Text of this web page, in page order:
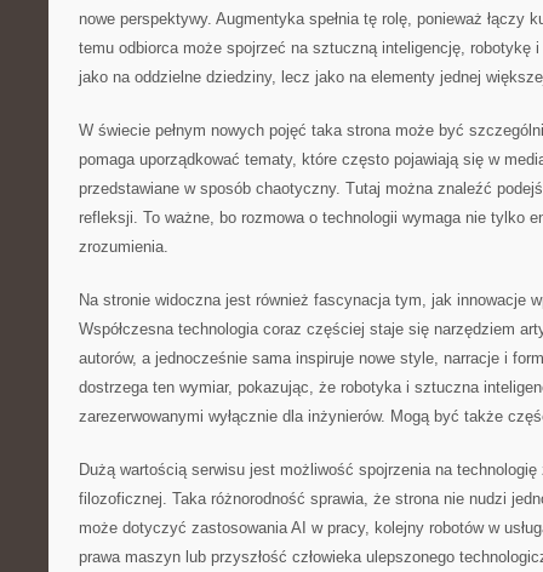
nowe perspektywy. Augmentyka spełnia tę rolę, ponieważ łączy
temu odbiorca może spojrzeć na sztuczną inteligencję, robotykę
jako na oddzielne dziedziny, lecz jako na elementy jednej
W świecie pełnym nowych pojęć taka strona może być
pomaga uporządkować tematy, które często pojawiają się w
przedstawiane w sposób chaotyczny. Tutaj można znaleźć
refleksji. To ważne, bo rozmowa o technologii wymaga nie tylko
zrozumienia.
Na stronie widoczna jest również fascynacja tym, jak innowacje
Współczesna technologia coraz częściej staje się narzędziem
autorów, a jednocześnie sama inspiruje nowe style, narracje i
dostrzega ten wymiar, pokazując, że robotyka i sztuczna
zarezerwowanymi wyłącznie dla inżynierów. Mogą być także
Dużą wartością serwisu jest możliwość spojrzenia na technologię
filozoficznej. Taka różnorodność sprawia, że strona nie nudzi
może dotyczyć zastosowania AI w pracy, kolejny robotów w
prawa maszyn lub przyszłość człowieka ulepszonego